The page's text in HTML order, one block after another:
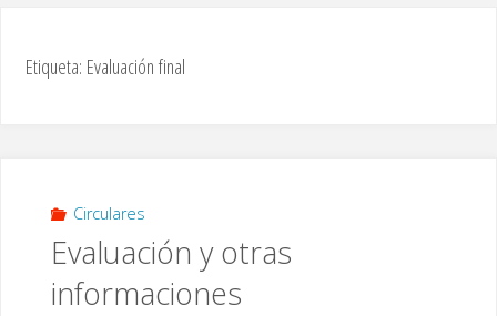
Etiqueta: Evaluación final
Circulares
Evaluación y otras
informaciones